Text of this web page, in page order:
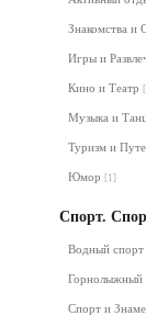
Знакомства и
Игры и
Кино и Театр
Музыка и
Туризм и
Юмор [1]
Спорт.
Водный спорт
Горнолыжный
Спорт и